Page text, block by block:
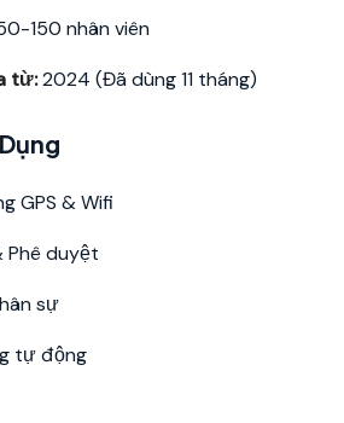
150 nhân viên
từ:2024 (Đã dùng 11 tháng)
GPS & Wifi
Phê duyệt
sự
tự động